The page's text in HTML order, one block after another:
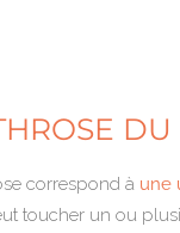
correspond à une
toucher un ou